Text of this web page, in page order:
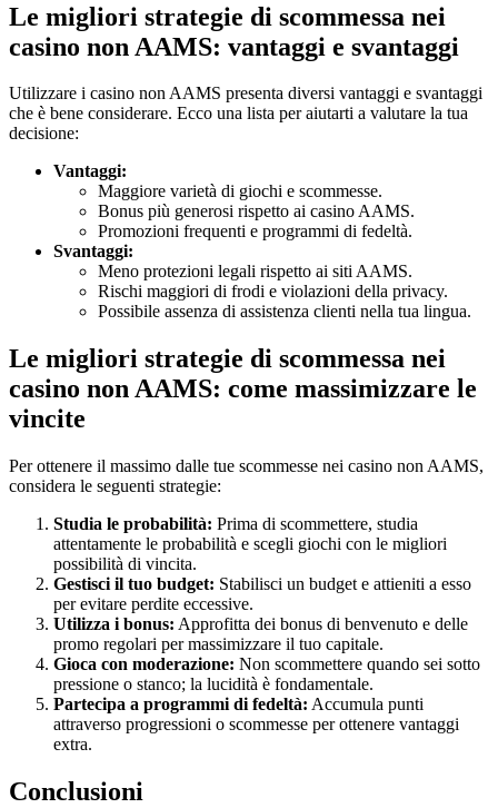
Le migliori strategie di scommessa nei
casino non AAMS: vantaggi e svantaggi
Utilizzare i casino non AAMS presenta diversi vantaggi e svantaggi
che è bene considerare. Ecco una lista per aiutarti a valutare la tua
decisione:
Vantaggi:
Maggiore varietà di giochi e scommesse.
Bonus più generosi rispetto ai casino AAMS.
Promozioni frequenti e programmi di fedeltà.
Svantaggi:
Meno protezioni legali rispetto ai siti AAMS.
Rischi maggiori di frodi e violazioni della privacy.
Possibile assenza di assistenza clienti nella tua lingua.
Le migliori strategie di scommessa nei
casino non AAMS: come massimizzare le
vincite
Per ottenere il massimo dalle tue scommesse nei casino non AAMS,
considera le seguenti strategie:
Studia le probabilità: Prima di scommettere, studia
attentamente le probabilità e scegli giochi con le migliori
possibilità di vincita.
Gestisci il tuo budget: Stabilisci un budget e attieniti a esso
per evitare perdite eccessive.
Utilizza i bonus: Approfitta dei bonus di benvenuto e delle
promo regolari per massimizzare il tuo capitale.
Gioca con moderazione: Non scommettere quando sei sotto
pressione o stanco; la lucidità è fondamentale.
Partecipa a programmi di fedeltà: Accumula punti
attraverso progressioni o scommesse per ottenere vantaggi
extra.
Conclusioni